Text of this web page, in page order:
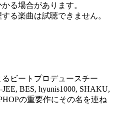
る場合があります。
る楽曲は試聴できません。
るビートプロデュースチー
BES, hyunis1000, SHAKU,
の重要作にその名を連ね